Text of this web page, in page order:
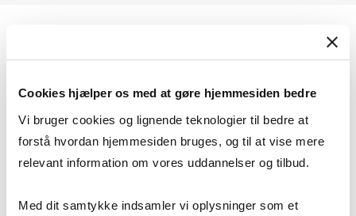
Cookies hjælper os med at gøre hjemmesiden bedre
Vi bruger cookies og lignende teknologier til bedre at
forstå hvordan hjemmesiden bruges, og til at vise mere
relevant information om vores uddannelser og tilbud.
Med dit samtykke indsamler vi oplysninger som et
Geopolitik og businesssikkerhed
navigerer man som virksomhed?